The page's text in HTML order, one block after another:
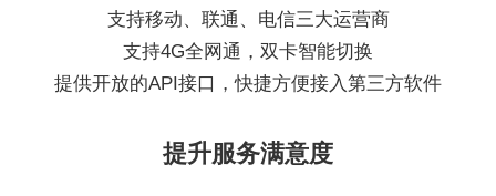
支持移动、联通、电信三大运营商
支持4G全网通，双卡智能切换
提供开放的API接口，快捷方便接入第三方软件
提升服务满意度